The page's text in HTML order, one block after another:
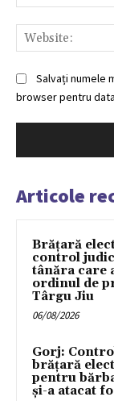
Salvați numele
browser pentru
Articole
Brățară
control
tânăra care
ordinul de
Târgu Jiu
06/08/2026
Gorj:
brățară
pentru
și-a atacat